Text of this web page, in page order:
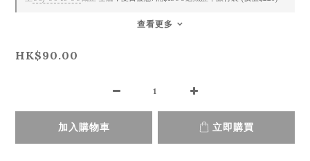
查看更多
HK$90.00
加入購物車 立即購買